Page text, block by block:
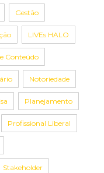
Gestão
LIVEs HALO
Conteúdo
Notoriedade
Planejamento
Profissional Liberal
Stakeholder